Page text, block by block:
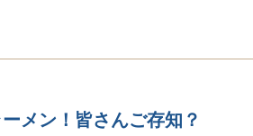
メン！皆さんご存知？